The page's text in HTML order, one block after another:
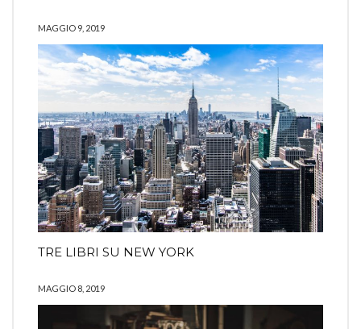
MAGGIO 9, 2019
TRE LIBRI SU NEW YORK
MAGGIO 8, 2019